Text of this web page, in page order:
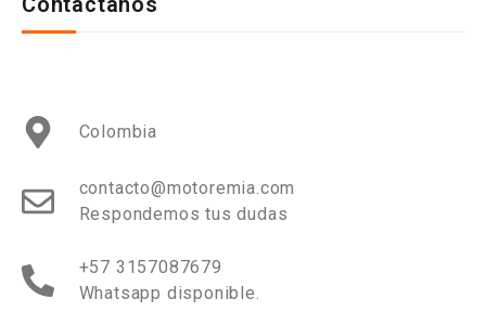
Colombia
contacto@motoremia.com
Respondemos tus dudas
+57 3157087679
Whatsapp disponible.